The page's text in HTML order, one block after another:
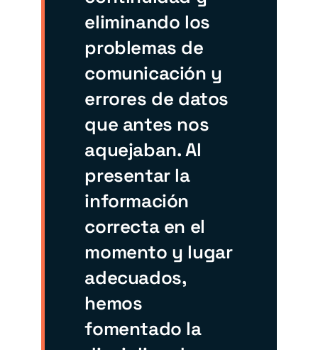
eliminando los
problemas de
comunicación y
errores de datos
que antes nos
aquejaban. Al
presentar la
información
correcta en el
momento y lugar
adecuados,
hemos
fomentado la